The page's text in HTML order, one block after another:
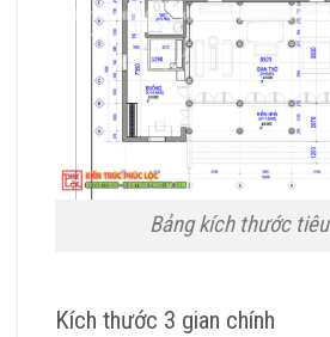
Bảng kích thước
Kích thước 3 gian chính